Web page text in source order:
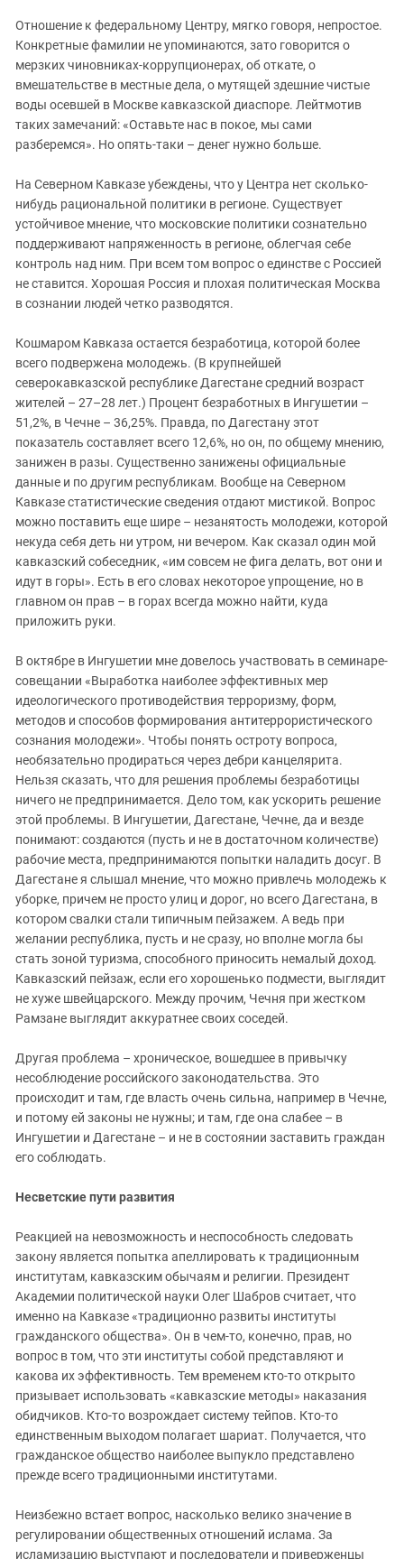
Отношение к федеральному Центру, мягко говоря, непростое.
Конкретные фамилии не упоминаются, зато говорится о
мерзких чиновниках-коррупционерах, об откате, о
вмешательстве в местные дела, о мутящей здешние чистые
воды осевшей в Москве кавказской диаспоре. Лейтмотив
таких замечаний: «Оставьте нас в покое, мы сами
разберемся». Но опять-таки – денег нужно больше.
На Северном Кавказе убеждены, что у Центра нет сколько-
нибудь рациональной политики в регионе. Существует
устойчивое мнение, что московские политики сознательно
поддерживают напряженность в регионе, облегчая себе
контроль над ним. При всем том вопрос о единстве с Россией
не ставится. Хорошая Россия и плохая политическая Москва
в сознании людей четко разводятся.
Кошмаром Кавказа остается безработица, которой более
всего подвержена молодежь. (В крупнейшей
северокавказской республике Дагестане средний возраст
жителей – 27–28 лет.) Процент безработных в Ингушетии –
51,2%, в Чечне – 36,25%. Правда, по Дагестану этот
показатель составляет всего 12,6%, но он, по общему мнению,
занижен в разы. Существенно занижены официальные
данные и по другим республикам. Вообще на Северном
Кавказе статистические сведения отдают мистикой. Вопрос
можно поставить еще шире – незанятость молодежи, которой
некуда себя деть ни утром, ни вечером. Как сказал один мой
кавказский собеседник, «им совсем не фига делать, вот они и
идут в горы». Есть в его словах некоторое упрощение, но в
главном он прав – в горах всегда можно найти, куда
приложить руки.
В октябре в Ингушетии мне довелось участвовать в семинаре-
совещании «Выработка наиболее эффективных мер
идеологического противодействия терроризму, форм,
методов и способов формирования антитеррористического
сознания молодежи». Чтобы понять остроту вопроса,
необязательно продираться через дебри канцелярита.
Нельзя сказать, что для решения проблемы безработицы
ничего не предпринимается. Дело том, как ускорить решение
этой проблемы. В Ингушетии, Дагестане, Чечне, да и везде
понимают: создаются (пусть и не в достаточном количестве)
рабочие места, предпринимаются попытки наладить досуг. В
Дагестане я слышал мнение, что можно привлечь молодежь к
уборке, причем не просто улиц и дорог, но всего Дагестана, в
котором свалки стали типичным пейзажем. А ведь при
желании республика, пусть и не сразу, но вполне могла бы
стать зоной туризма, способного приносить немалый доход.
Кавказский пейзаж, если его хорошенько подмести, выглядит
не хуже швейцарского. Между прочим, Чечня при жестком
Рамзане выглядит аккуратнее своих соседей.
Другая проблема – хроническое, вошедшее в привычку
несоблюдение российского законодательства. Это
происходит и там, где власть очень сильна, например в Чечне,
и потому ей законы не нужны; и там, где она слабее – в
Ингушетии и Дагестане – и не в состоянии заставить граждан
его соблюдать.
Несветские пути развития
Реакцией на невозможность и неспособность следовать
закону является попытка апеллировать к традиционным
институтам, кавказским обычаям и религии. Президент
Академии политической науки Олег Шабров считает, что
именно на Кавказе «традиционно развиты институты
гражданского общества». Он в чем-то, конечно, прав, но
вопрос в том, что эти институты собой представляют и
какова их эффективность. Тем временем кто-то открыто
призывает использовать «кавказские методы» наказания
обидчиков. Кто-то возрождает систему тейпов. Кто-то
единственным выходом полагает шариат. Получается, что
гражданское общество наиболее выпукло представлено
прежде всего традиционными институтами.
Неизбежно встает вопрос, насколько велико значение в
регулировании общественных отношений ислама. За
исламизацию выступают и последователи и приверженцы